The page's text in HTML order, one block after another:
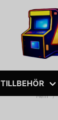
TILLBEHÖR
Hem